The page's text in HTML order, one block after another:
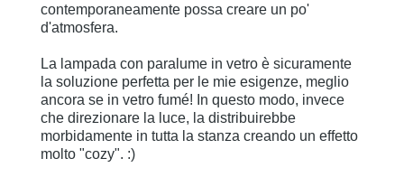
contemporaneamente possa creare un po'
d'atmosfera.
La lampada con paralume in vetro è sicuramente
la soluzione perfetta per le mie esigenze, meglio
ancora se in vetro fumé! In questo modo, invece
che direzionare la luce, la distribuirebbe
morbidamente in tutta la stanza creando un effetto
molto "cozy". :)